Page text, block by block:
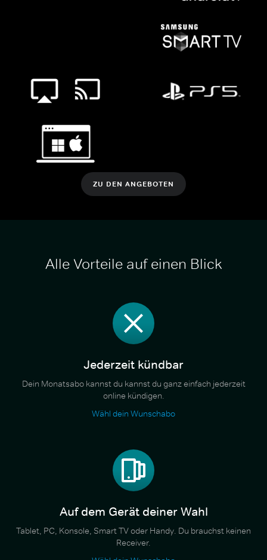
ZU DEN ANGEBOTEN
Alle Vorteile auf einen Blick
Jederzeit kündbar
Dein Monatsabo kannst du kannst du ganz einfach jederzeit
online kündigen.
Wähl dein Wunschabo
Auf dem Gerät deiner Wahl
Tablet, PC, Konsole, Smart TV oder Handy. Du brauchst keinen
Receiver.